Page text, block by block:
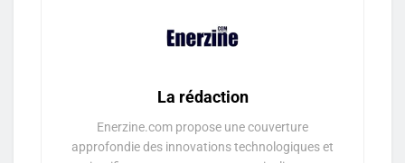
La rédaction
Enerzine.com propose une couverture
approfondie des innovations technologiques et